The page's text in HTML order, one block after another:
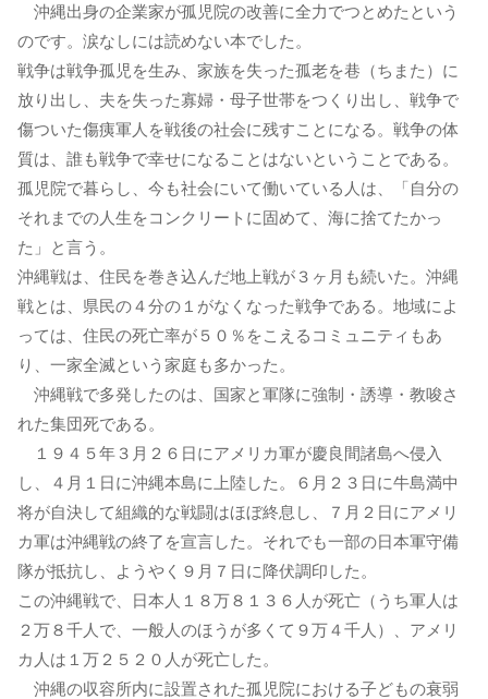
沖縄出身の企業家が孤児院の改善に全力でつとめたという
のです。涙なしには読めない本でした。
戦争は戦争孤児を生み、家族を失った孤老を巷（ちまた）に
放り出し、夫を失った寡婦・母子世帯をつくり出し、戦争で
傷ついた傷痍軍人を戦後の社会に残すことになる。戦争の体
質は、誰も戦争で幸せになることはないということである。
孤児院で暮らし、今も社会にいて働いている人は、「自分の
それまでの人生をコンクリートに固めて、海に捨てたかっ
た」と言う。
沖縄戦は、住民を巻き込んだ地上戦が３ヶ月も続いた。沖縄
戦とは、県民の４分の１がなくなった戦争である。地域によ
っては、住民の死亡率が５０％をこえるコミュニティもあ
り、一家全滅という家庭も多かった。
沖縄戦で多発したのは、国家と軍隊に強制・誘導・教唆さ
れた集団死である。
１９４５年３月２６日にアメリカ軍が慶良間諸島へ侵入
し、４月１日に沖縄本島に上陸した。６月２３日に牛島満中
将が自決して組織的な戦闘はほぼ終息し、７月２日にアメリ
カ軍は沖縄戦の終了を宣言した。それでも一部の日本軍守備
隊が抵抗し、ようやく９月７日に降伏調印した。
この沖縄戦で、日本人１８万８１３６人が死亡（うち軍人は
２万８千人で、一般人のほうが多くて９万４千人）、アメリ
カ人は１万２５２０人が死亡した。
沖縄の収容所内に設置された孤児院における子どもの衰弱